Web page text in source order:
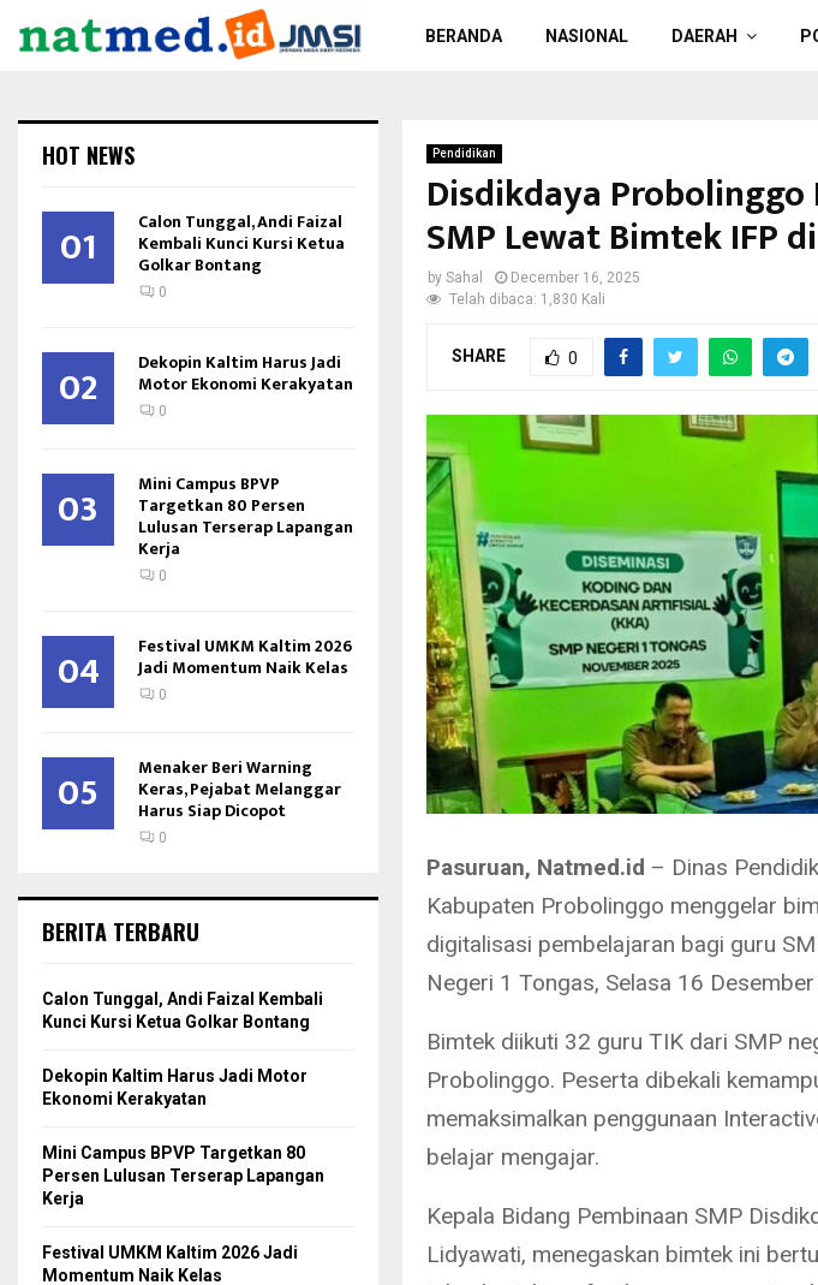
BERANDA NASIONAL DAERAH
Pendidikan
Disdikdaya
SMP Lewat Bimtek IFP
by Sahal
December 16, 2025
Telah dibaca: 1,830 Kali
SHARE 0
Pasuruan, Natmed.id – Dinas
Kabupaten Probolinggo menggelar
digitalisasi pembelajaran bagi guru
Negeri 1 Tongas, Selasa 16
Bimtek diikuti 32 guru TIK dari SMP
Probolinggo. Peserta dibekali
memaksimalkan penggunaan
belajar mengajar.
Kepala Bidang Pembinaan SMP
Lidyawati, menegaskan bimtek ini
HOT NEWS
01 Calon Tunggal, Andi Faizal
Kembali Kunci Kursi Ketua
Golkar Bontang
0
02 Dekopin Kaltim Harus Jadi
Motor Ekonomi Kerakyatan
0
03 Mini Campus BPVP
Targetkan 80 Persen
Lulusan Terserap Lapangan
Kerja
0
04 Festival UMKM Kaltim 2026
Jadi Momentum Naik Kelas
0
05 Menaker Beri Warning
Keras, Pejabat Melanggar
Harus Siap Dicopot
0
BERITA TERBARU
Calon Tunggal, Andi Faizal Kembali
Kunci Kursi Ketua Golkar Bontang
Dekopin Kaltim Harus Jadi Motor
Ekonomi Kerakyatan
Mini Campus BPVP Targetkan 80
Persen Lulusan Terserap Lapangan
Kerja
Festival UMKM Kaltim 2026 Jadi
Momentum Naik Kelas